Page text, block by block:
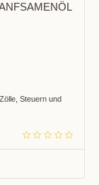
Steuern und